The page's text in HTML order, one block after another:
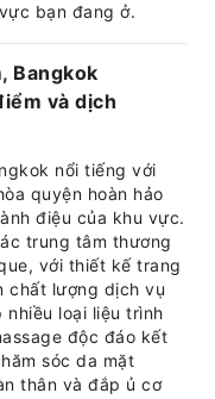
bạn đang ở.
Bangkok
và dịch
nổi tiếng với
quyện hoàn hảo
điệu của khu vực.
trung tâm thương
với thiết kế trang
chất lượng dịch vụ
loại liệu trình
độc đáo kết
sóc da mặt
thân và đắp ủ cơ